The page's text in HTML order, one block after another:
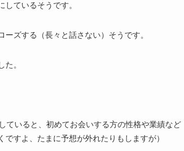
ているそうです。
ズする（長々と話さない）そうです。
。
ていると、初めてお会いする方の性格や業績など
すよ、たまに予想が外れたりもしますが）